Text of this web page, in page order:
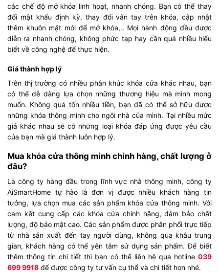
các chế độ mở khóa linh hoạt, nhanh chóng. Bạn có thể thay
đổi mật khẩu định kỳ, thay đổi vân tay trên khóa, cập nhật
thêm khuôn mặt mới để mở khóa,.. Mọi hành động đều được
diễn ra nhanh chóng, không phức tạp hay cần quá nhiều hiểu
biết về công nghệ để thực hiện.
Giá thành hợp lý
Trên thị trường có nhiều phân khúc khóa cửa khác nhau, bạn
có thể dễ dàng lựa chọn những thương hiệu mà mình mong
muốn. Không quá tốn nhiều tiền, bạn đã có thể sở hữu được
những khóa thông minh cho ngôi nhà của mình. Tại nhiều mức
giá khác nhau sẽ có những loại khóa đáp ứng được yêu cầu
của bạn mà giá thành luôn hợp lý.
Mua khóa cửa thông minh chính hàng, chất lượng ở
đâu?
Là công ty hàng đầu trong lĩnh vực nhà thông minh, công ty
AiSmartHome tự hào là đơn vị được nhiều khách hàng tin
tưởng, lựa chọn mua các sản phẩm khóa cửa thông minh. Với
cam kết cung cấp các khóa cửa chính hãng, đảm bảo chất
lượng, độ bảo mật cao.Các sản phẩm được phân phối trực tiếp
từ nhà sản xuất đến tay người dùng, không qua khâu trung
gian, khách hàng có thể yên tâm sử dụng sản phẩm. Để biết
thêm thông tin chi tiết thì bạn có thể liên hệ qua hotline 039
699 9918 để được công ty tư vấn cụ thể và chi tiết hơn nhé.